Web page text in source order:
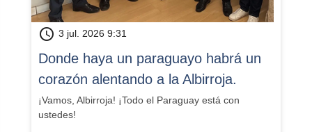
schedule 3 jul. 2026 9:31
​Donde haya un paraguayo habrá un
corazón alentando a la Albirroja.
¡Vamos, Albirroja! ¡Todo el Paraguay está con
ustedes!